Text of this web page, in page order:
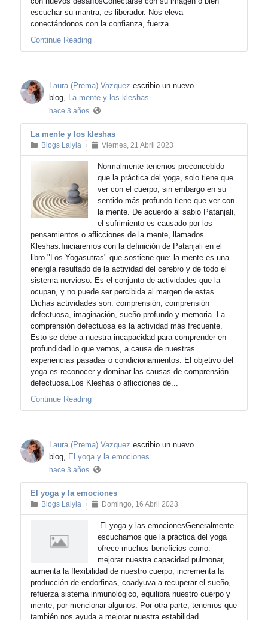
escuchar su mantra, es liberador. Nos eleva
conectándonos con la confianza, fuerza...
Continue Reading
Laura (Prema) Vazquez escribio un nuevo
blog, La mente y los kleshas
hace 3 años
La mente y los kleshas
Blogs Laiyla Viernes, 21 Abril 2023
Normalmente tenemos preconcebido
que la práctica del yoga, solo tiene que
ver con el cuerpo, sin embargo en su
sentido más profundo tiene que ver con
la mente. De acuerdo al sabio Patanjali,
el sufrimiento es causado por los
pensamientos o aflicciones de la mente, llamados
Kleshas.Iniciaremos con la definición de Patanjali en el
libro "Los Yogasutras" que sostiene que: la mente es una
energía resultado de la actividad del cerebro y de todo el
sistema nervioso. Es el conjunto de actividades que la
ocupan, y no puede ser percibida al margen de estas.
Dichas actividades son: comprensión, comprensión
defectuosa, imaginación, sueño profundo y memoria. La
comprensión defectuosa es la actividad más frecuente.
Esto se debe a nuestra incapacidad para comprender en
profundidad lo que vemos, a causa de nuestras
experiencias pasadas o condicionamientos. El objetivo del
yoga es reconocer y dominar las causas de comprensión
defectuosa.Los Kleshas o aflicciones de...
Continue Reading
Laura (Prema) Vazquez escribio un nuevo
blog, El yoga y la emociones
hace 3 años
El yoga y la emociones
Blogs Laiyla Domingo, 16 Abril 2023
El yoga y las emocionesGeneralmente
escuchamos que la práctica del yoga
ofrece muchos beneficios como:
mejorar nuestra capacidad pulmonar,
aumenta la flexibilidad de nuestro cuerpo, incrementa la
producción de endorfinas, coadyuva a recuperar el sueño,
refuerza sistema inmunológico, equilibra nuestro cuerpo y
mente, por mencionar algunos. Por otra parte, tenemos que
también nos ayuda a mejorar nuestra estabilidad